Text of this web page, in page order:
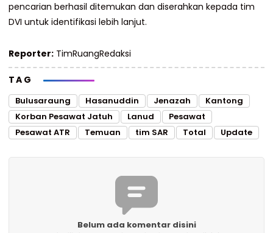
pencarian berhasil ditemukan dan diserahkan kepada tim
DVI untuk identifikasi lebih lanjut.
Reporter: TimRuangRedaksi
TAG
Bulusaraung Hasanuddin Jenazah
Kantong
Korban Pesawat Jatuh
Lanud
Pesawat
Pesawat ATR
Temuan tim SAR Total Update
Belum ada komentar disini